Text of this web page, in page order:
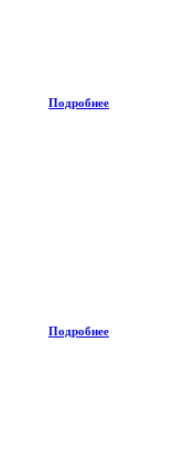
Подробнее
Подробнее